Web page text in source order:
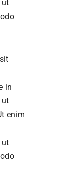
ut
in
ut
enim
ut